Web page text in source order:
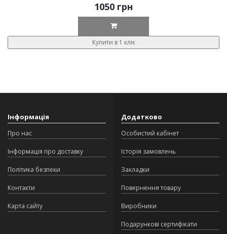
1050 грн
Купити в 1 клік
Інформація
Про нас
Інформація про доставку
Політика безпеки
Контакти
Карта сайту
Додатково
Особистий кабінет
Історія замовлень
Закладки
Повернення товару
Виробники
Подарункові сертифікати